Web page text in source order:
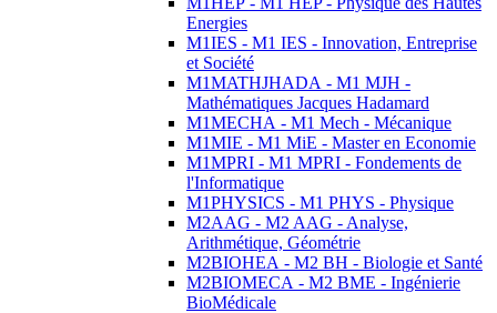
Energies
M1IES - M1 IES - Innovation, Entreprise
et Société
M1MATHJHADA - M1 MJH -
Mathématiques Jacques Hadamard
M1MECHA - M1 Mech - Mécanique
M1MIE - M1 MiE - Master en Economie
M1MPRI - M1 MPRI - Fondements de
l'Informatique
M1PHYSICS - M1 PHYS - Physique
M2AAG - M2 AAG - Analyse,
Arithmétique, Géométrie
M2BIOHEA - M2 BH - Biologie et Santé
M2BIOMECA - M2 BME - Ingénierie
BioMédicale